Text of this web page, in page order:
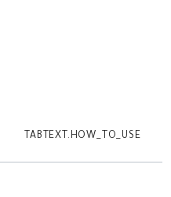
TABTEXT.HOW_TO_USE